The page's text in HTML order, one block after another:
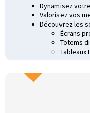
Dynamisez
Valorisez vos
Découvrez les
Écrans
Totems
Tableaux